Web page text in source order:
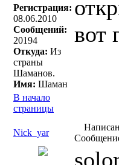
Регистрация:
08.06.2010
Сообщений:
20194
Откуда: Из
страны
Шаманов.
Имя: Шаман
вот
В начало
страницы
Nick_yar